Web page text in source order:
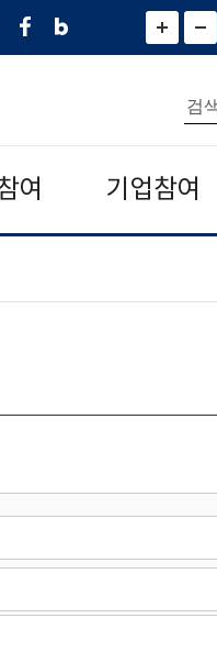
페
네
그
)
화
면
면
소
통
합
검
색
여 기업참여